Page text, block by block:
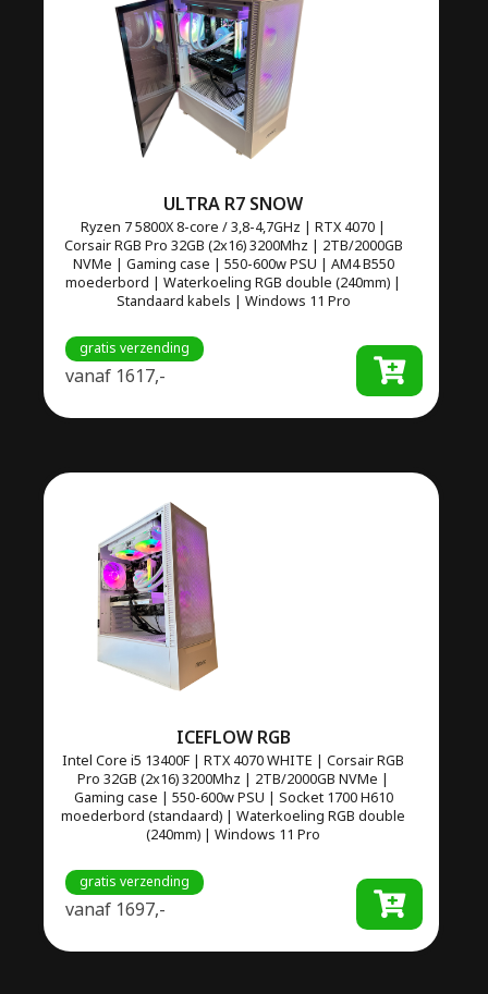
ULTRA R7 SNOW
Ryzen 7 5800X 8-core / 3,8-4,7GHz | RTX 4070 |
Corsair RGB Pro 32GB (2x16) 3200Mhz | 2TB/2000GB
NVMe | Gaming case | 550-600w PSU | AM4 B550
moederbord | Waterkoeling RGB double (240mm) |
Standaard kabels | Windows 11 Pro
gratis verzending
vanaf 1617,-
ICEFLOW RGB
Intel Core i5 13400F | RTX 4070 WHITE | Corsair RGB
Pro 32GB (2x16) 3200Mhz | 2TB/2000GB NVMe |
Gaming case | 550-600w PSU | Socket 1700 H610
moederbord (standaard) | Waterkoeling RGB double
(240mm) | Windows 11 Pro
gratis verzending
vanaf 1697,-